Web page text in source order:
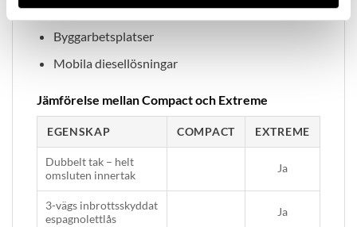
Servicefordon
Byggarbetsplatser
Mobila diesellösningar
Jämförelse mellan Compact och Extreme
EGENSKAP COMPACT EXTREME
Dubbelt tak – helt
omsluten innertak
Ja
3-vägs inbrottsskyddat
espagnolettlås
Ja